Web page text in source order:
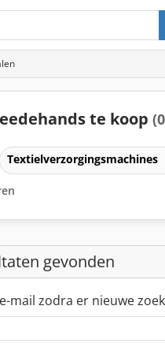
te koop
Textielverzorgingsmachines
gevonden
mail zodra er nieuwe